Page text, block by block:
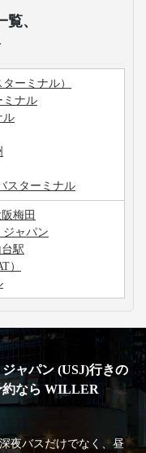
、
ーミナル）
ミナル
ル
スターミナル
梅田
ジャパン
駅
）
ャパン (USJ)行きの
約なら WILLER
夜バスだけでなく、昼